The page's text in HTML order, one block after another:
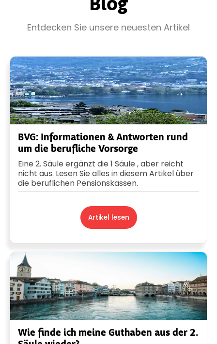
Blog
Entdecken Sie unsere neuesten Artikel
BVG: Informationen & Antworten rund
um die berufliche Vorsorge
Eine 2. Säule ergänzt die 1 Säule , aber reicht
nicht aus. Lesen Sie alles in diesem Artikel über
die beruflichen Pensionskassen.
Artikel lesen
Wie finde ich meine Guthaben aus der 2.